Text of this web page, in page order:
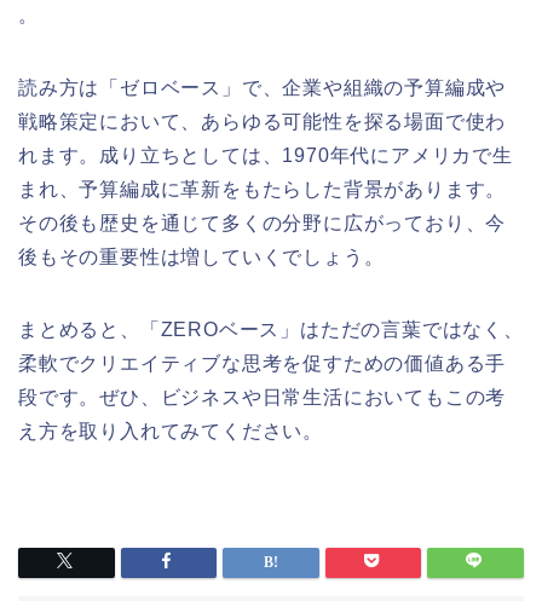
。
読み方は「ゼロベース」で、企業や組織の予算編成や
戦略策定において、あらゆる可能性を探る場面で使わ
れます。成り立ちとしては、1970年代にアメリカで生
まれ、予算編成に革新をもたらした背景があります。
その後も歴史を通じて多くの分野に広がっており、今
後もその重要性は増していくでしょう。
まとめると、「ZEROベース」はただの言葉ではなく、
柔軟でクリエイティブな思考を促すための価値ある手
段です。ぜひ、ビジネスや日常生活においてもこの考
え方を取り入れてみてください。